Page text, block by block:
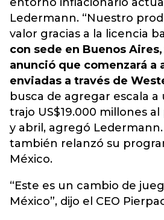
Ledermann. “Nuestro
valor gracias a la licencia
con sede en Buenos
anunció que comenzará a
enviadas a través de
busca de agregar escala
trajo US$19.000 millones
y abril, agregó
también relanzó su
México.
“Este es un cambio de
México”, dijo el CEO